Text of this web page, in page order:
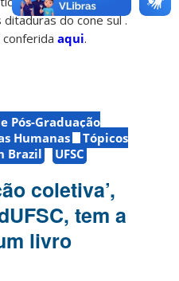
do cone sul .
conferidaaqui.
Pós-Graduação
Humanas
Tópicos
Brazil
UFSC
coletiva’,
tem a
livro